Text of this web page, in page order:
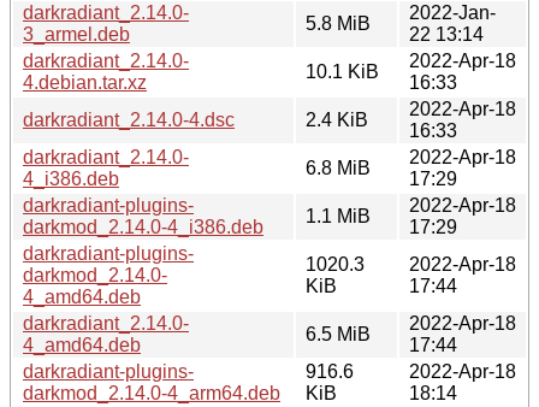
darkradiant_2.14.0-
3_armel.deb
5.8 MiB
2022-Jan-
22 13:14
darkradiant_2.14.0-
4.debian.tar.xz
10.1 KiB
2022-Apr-18
16:33
darkradiant_2.14.0-4.dsc
2.4 KiB
2022-Apr-18
16:33
darkradiant_2.14.0-
4_i386.deb
6.8 MiB
2022-Apr-18
17:29
darkradiant-plugins-
darkmod_2.14.0-4_i386.deb
1.1 MiB
2022-Apr-18
17:29
darkradiant-plugins-
darkmod_2.14.0-
4_amd64.deb
1020.3
KiB
2022-Apr-18
17:44
darkradiant_2.14.0-
4_amd64.deb
6.5 MiB
2022-Apr-18
17:44
darkradiant-plugins-
darkmod_2.14.0-4_arm64.deb
916.6
KiB
2022-Apr-18
18:14